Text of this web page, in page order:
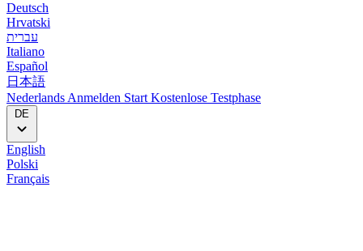
Deutsch
Hrvatski
עברית
Italiano
Español
日本語
Nederlands Anmelden Start Kostenlose Testphase
DE
English
Polski
Français